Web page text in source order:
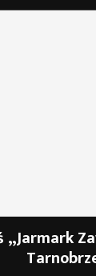
„Jarmark